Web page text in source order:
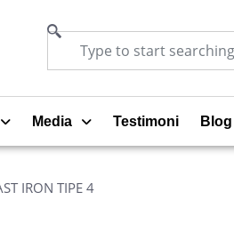
Media Testimoni Blog
IRON TIPE 4